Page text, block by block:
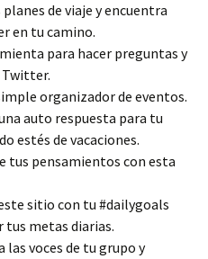
de viaje y encuentra
en tu camino.
para hacer preguntas y
organizador de eventos.
auto respuesta para tu
estés de vacaciones.
tus pensamientos con esta
sitio con tu #dailygoals
metas diarias.
las voces de tu grupo y